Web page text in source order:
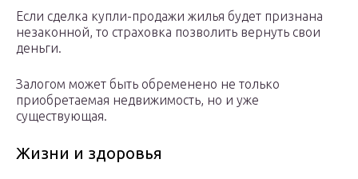
Если сделка купли-продажи жилья будет признана
незаконной, то страховка позволить вернуть свои
деньги.
Залогом может быть обременено не только
приобретаемая недвижимость, но и уже
существующая.
Жизни и здоровья